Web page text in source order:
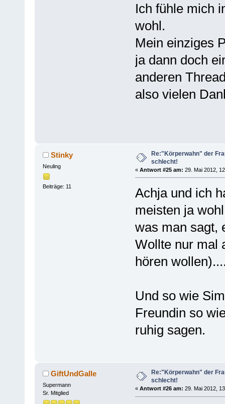
Ich fühle mich
wohl.
Mein einziges
ja dann doch
anderen
also vielen
Stinky
Neuling
Beiträge: 11
Re:"Körperwahn" der
schlecht!
« Antwort #25 am: 29. Mai 2012,
Achja und ich
meisten ja
was man sagt,
Wollte nur mal
hören
Und so wie
Freundin so
ruhig sagen.
GiftUndGalle
Supermann
Sr. Mitglied
Re:"Körperwahn" der
schlecht!
« Antwort #26 am: 29. Mai 2012,